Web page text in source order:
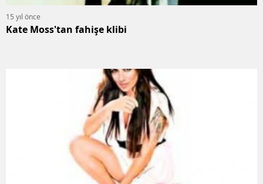
15 yıl önce
Kate Moss'tan fahişe klibi